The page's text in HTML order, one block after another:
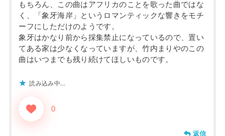
もちろん、この曲はアフリカのことを歌った曲ではな
く、「象牙海岸」というロマンティックな響きをモチ
ーフにしただけのようです。
象牙はかなり前から採集禁止になっているので、置い
てある家は少なくなっていますが、竹内まりやのこの
曲はいつまでも残り続けてほしいものです。
読み込み中…
0
返信